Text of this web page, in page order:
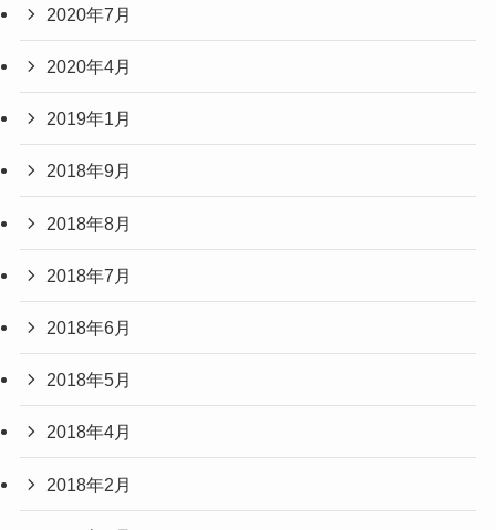
2020年7月
2020年4月
2019年1月
2018年9月
2018年8月
2018年7月
2018年6月
2018年5月
2018年4月
2018年2月